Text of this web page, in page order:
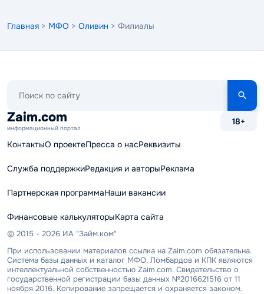
Главная > МФО > Оливин > Филиалы
сайту
Zaim.com
информационный портал
18+
КонтактыО проектеПресса о насРеквизиты
Служба поддержкиРедакция и авторыРеклама
Партнерская программаНаши вакансии
Финансовые калькуляторыКарта сайта
© 2015 - 2026 ИА "Займ.ком"
При использовании материалов ссылка на Zaim.com обязательна.
Система базы данных и каталог МФО, Ломбардов и КПК являются
интеллектуальной собственностью Zaim.com. Свидетельство о
государственной регистрации базы данных №2016621516 от 11
ноября 2016. Копирование запрещается и охраняется законом.